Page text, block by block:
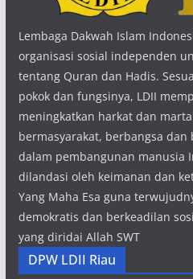
Lembaga Dakwah Islam
organisasi sosial independen
tentang Quran dan Hadis.
pokok dan fungsinya, LDII
meningkatkan harkat dan
bermasyarakat, berbangsa
dalam pembangunan manusia
dilandasi oleh keimanan dan
Yang Maha Esa guna
demokratis dan berkeadilan
yang diridai Allah SWT
DPW LDII Riau